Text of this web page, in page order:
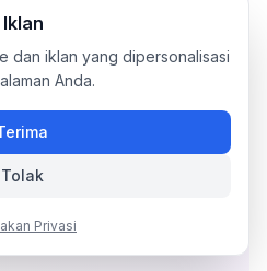
dan iklan yang dipersonalisasi
Anda.
Tolak
Privasi